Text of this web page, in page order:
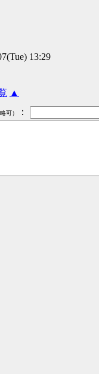
13:29
▲
可） ：